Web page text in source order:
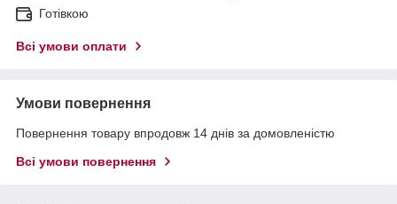
Готівкою
Всі умови оплати
Умови повернення
Повернення товару впродовж 14 днів за домовленістю
Всі умови повернення